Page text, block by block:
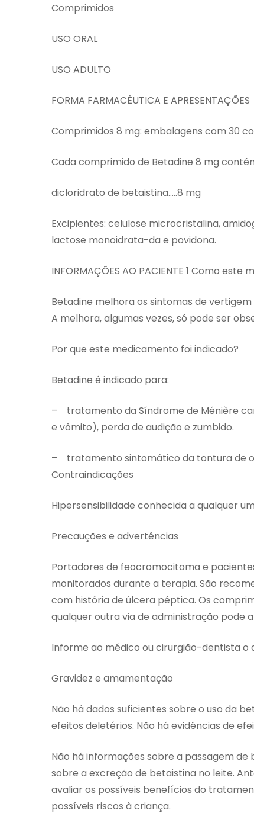
Comprimidos
USO ORAL
USO ADULTO
FORMA FARMACÊUTICA E APRESENTAÇÕES
Comprimidos 8 mg: embalagens com 30
Cada comprimido de Betadine 8 mg
dicloridrato de betaistina…..8 mg
Excipientes: celulose microcristalina,
lactose monoidrata-da e povidona.
INFORMAÇÕES AO PACIENTE 1 Como
Betadine melhora os sintomas de
A melhora, algumas vezes, só pode ser
Por que este medicamento foi indicado?
Betadine é indicado para:
– tratamento da Síndrome de Ménière
e vômito), perda de audição e zumbido.
– tratamento sintomático da tontura de
Contraindicações
Hipersensibilidade conhecida a qualquer
Precauções e advertências
Portadores de feocromocitoma e
monitorados durante a terapia. São
com história de úlcera péptica. Os
qualquer outra via de administração pode
Informe ao médico ou cirurgião-dentista o
Gravidez e amamentação
Não há dados suficientes sobre o uso da
efeitos deletérios. Não há evidências de
Não há informações sobre a passagem
sobre a excreção de betaistina no leite.
avaliar os possíveis benefícios do
possíveis riscos à criança.